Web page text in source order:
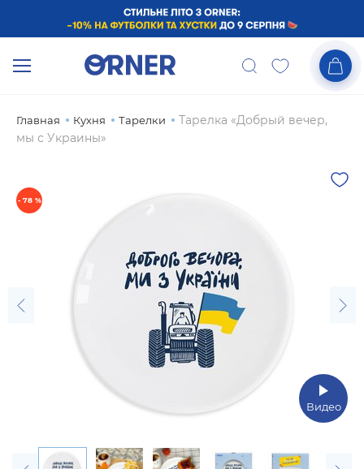
Главная Кухня Тарелки
Тарелка «Добрый вечер,
мы с Украины»
- 78 %
Видео